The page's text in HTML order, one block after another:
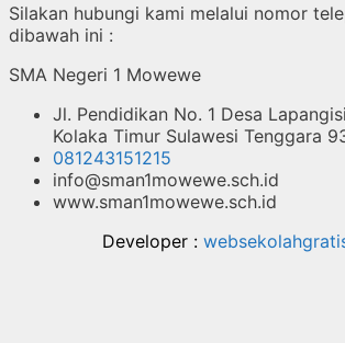
Silakan hubungi kami melalui nomor
dibawah ini :
SMA Negeri 1 Mowewe
Jl. Pendidikan No. 1 Desa
Kolaka Timur Sulawesi Tenggara
081243151215
info@sman1mowewe.sch.id
www.sman1mowewe.sch.id
Developer :